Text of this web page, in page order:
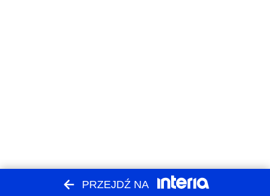
PRZEJDŹ NA